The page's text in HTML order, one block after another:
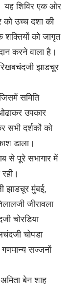
यह शिविर एक ओर
को उच्च दशा की
को जागृत
करने वाला है।
रिखबचंदजी झाडचूर
समिति
उपकार
सभी दर्शकों को
डाला।
से पूरे सभागार में
झाडचूर मुंबई,
जीरावला
चोरडिया
चोपडा
सज्जनों
बेन शाह